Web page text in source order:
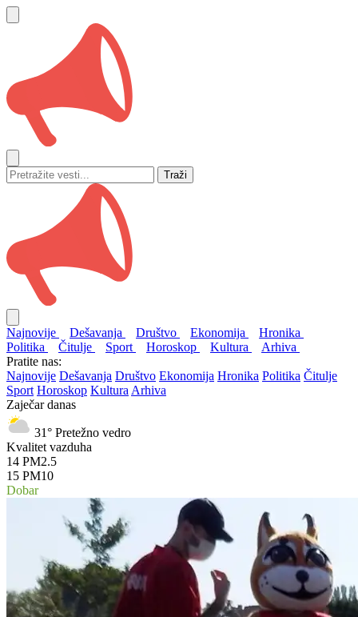
Traži
Najnovije Dešavanja Društvo Ekonomija
Hronika
Politika
Čitulje Sport Horoskop Kultura
Arhiva
Pratite nas:
Najnovije Dešavanja Društvo Ekonomija Hronika Politika Čitulje
Sport Horoskop Kultura Arhiva
Zaječar danas
31° Pretežno vedro
Kvalitet vazduha
14 PM2.5
15 PM10
Dobar